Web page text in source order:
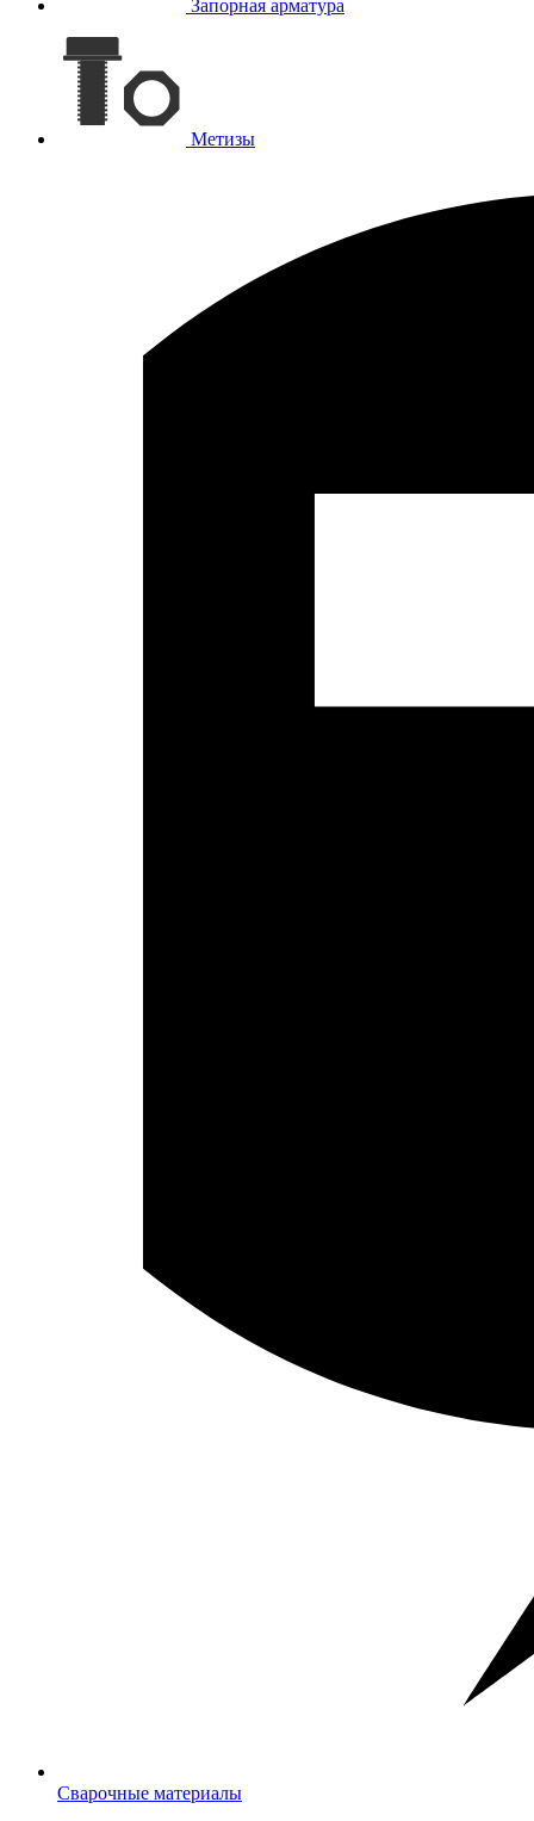
Запорная арматура
Метизы
Сварочные материалы